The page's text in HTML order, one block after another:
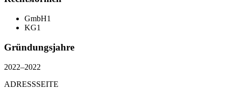
GmbH1
KG1
Gründungsjahre
2022–2022
ADRESSSEITE